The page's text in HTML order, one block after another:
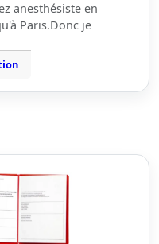
anesthésiste en
Paris.Donc je